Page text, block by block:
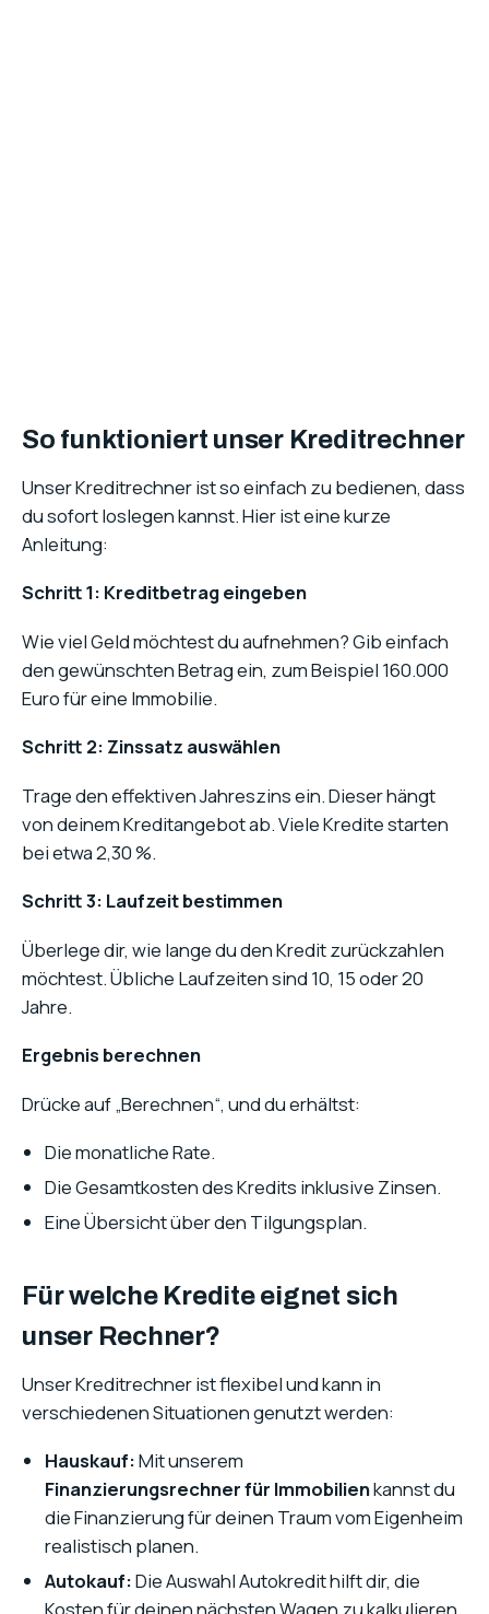
So funktioniert unser Kreditrechner
Unser Kreditrechner ist so einfach zu bedienen, dass
du sofort loslegen kannst. Hier ist eine kurze
Anleitung:
Schritt 1: Kreditbetrag eingeben
Wie viel Geld möchtest du aufnehmen? Gib einfach
den gewünschten Betrag ein, zum Beispiel 160.000
Euro für eine Immobilie.
Schritt 2: Zinssatz auswählen
Trage den effektiven Jahreszins ein. Dieser hängt
von deinem Kreditangebot ab. Viele Kredite starten
bei etwa 2,30 %.
Schritt 3: Laufzeit bestimmen
Überlege dir, wie lange du den Kredit zurückzahlen
möchtest. Übliche Laufzeiten sind 10, 15 oder 20
Jahre.
Ergebnis berechnen
Drücke auf „Berechnen“, und du erhältst:
Die monatliche Rate.
Die Gesamtkosten des Kredits inklusive Zinsen.
Eine Übersicht über den Tilgungsplan.
Für welche Kredite eignet sich
unser Rechner?
Unser Kreditrechner ist flexibel und kann in
verschiedenen Situationen genutzt werden:
Hauskauf:Mit unserem
Finanzierungsrechner für Immobilienkannst du
die Finanzierung für deinen Traum vom Eigenheim
realistisch planen.
Autokauf:Die Auswahl Autokredit hilft dir, die